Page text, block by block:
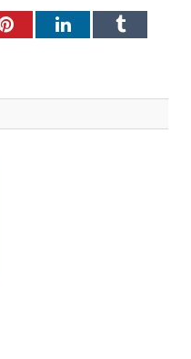
PinterestLinkedInTumblr